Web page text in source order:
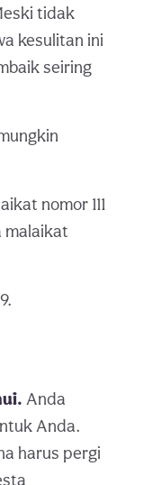
tidak
kesulitan ini
seiring
nomor 111
malaikat
Anda
Anda.
harus pergi